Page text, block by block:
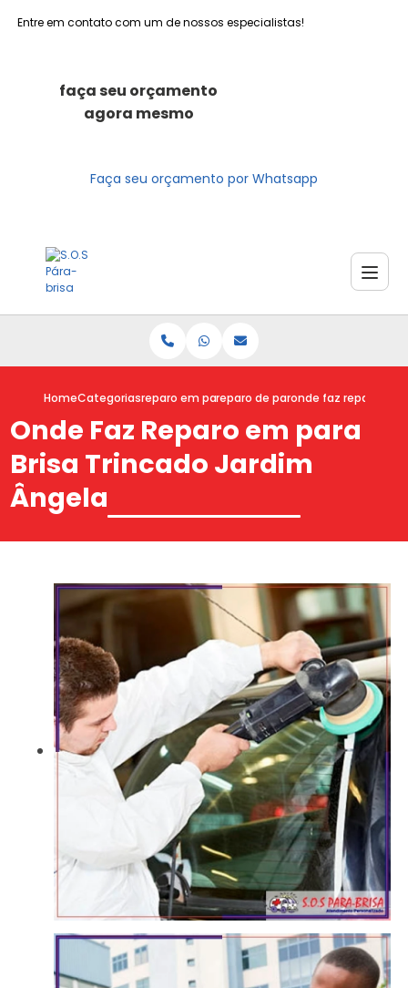
Entre em contato com um de nossos especialistas!
faça seu orçamento
agora mesmo
Faça seu orçamento por Whatsapp
HomeCategoriasreparo em para brisasreparo de para brisaonde faz reparo em
Onde Faz Reparo em para
Brisa Trincado Jardim
Ângela